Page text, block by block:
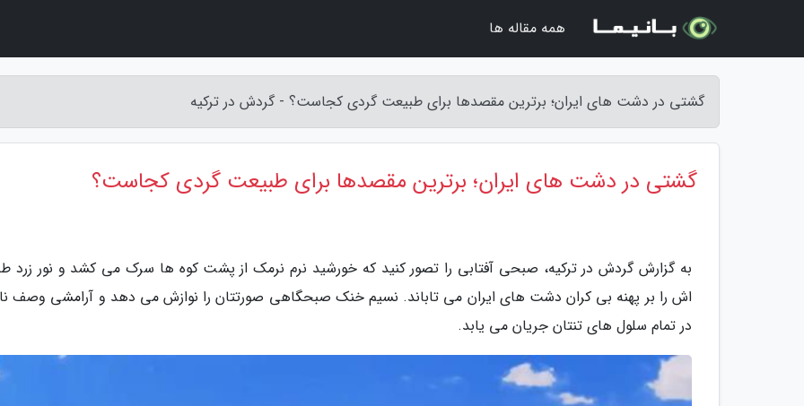
گشتی در دشت های ایران؛ برترین مقصدها برای طبیعت گردی کجاست؟ - گردش در ترکیه
گشتی در دشت های ایران؛ برترین مقصدها برای طبیعت گردی کجاست؟
به گزارش گردش در ترکیه، صبحی آفتابی را تصور کنید که خورشید نرم نرمک از پشت کوه ها سرک می کشد و نور زرد
اش را بر پهنه بی کران دشت های ایران می تاباند. نسیم خنک صبحگاهی صورتتان را نوازش می دهد و آرامشی وصف
در تمام سلول های تنتان جریان می یابد.
همه مقاله ها